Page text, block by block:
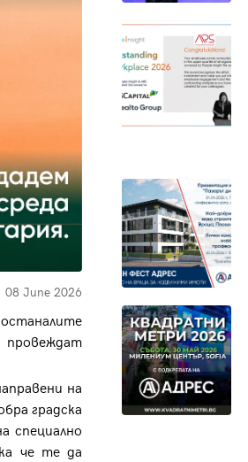
08 June 2026
на
градска
специално
че те да